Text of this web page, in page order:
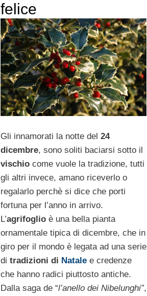
felice
Gli innamorati la notte del 24
dicembre, sono soliti baciarsi sotto il
vischiocome vuole la tradizione, tutti
gli altri invece, amano riceverlo o
regalarlo perchè si dice che porti
fortuna per l’anno in arrivo.
L’agrifoglioè una bella pianta
ornamentale tipica di dicembre, che in
giro per il mondo è legata ad una serie
di tradizioni di Natale e credenze
che hanno radici piuttosto antiche.
Dalla saga de “l’anello dei Nibelunghi”,